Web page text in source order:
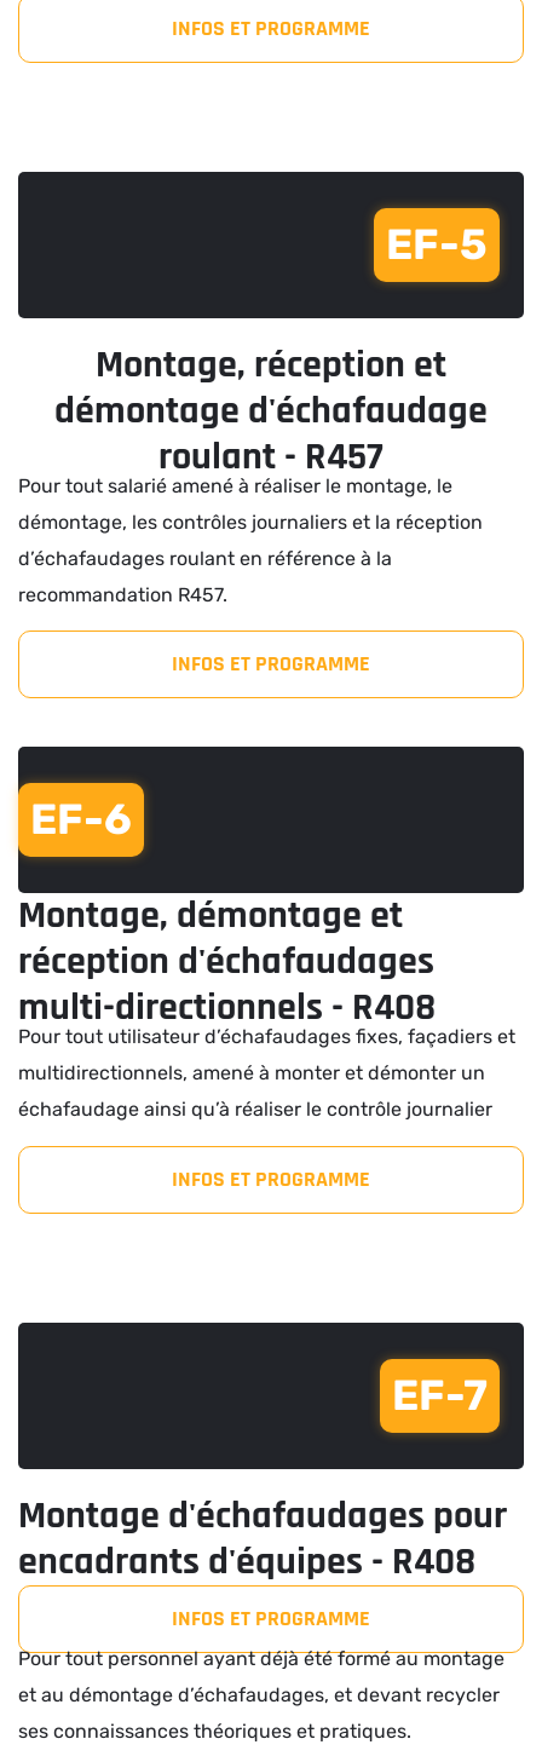
INFOS ET PROGRAMME
EF-5
Montage, réception et
démontage d'échafaudage
roulant - R457
Pour tout salarié amené à réaliser le montage, le
démontage, les contrôles journaliers et la réception
d’échafaudages roulant en référence à la
recommandation R457.
INFOS ET PROGRAMME
Montage, démontage et
réception d'échafaudages
multi-directionnels - R408
Pour tout utilisateur d’échafaudages fixes, façadiers et
multidirectionnels, amené à monter et démonter un
échafaudage ainsi qu’à réaliser le contrôle journalier
INFOS ET PROGRAMME
EF-6
EF-7
Montage d'échafaudages pour
encadrants d'équipes - R408
INFOS ET PROGRAMME
Pour tout personnel ayant déjà été formé au montage
et au démontage d’échafaudages, et devant recycler
ses connaissances théoriques et pratiques.